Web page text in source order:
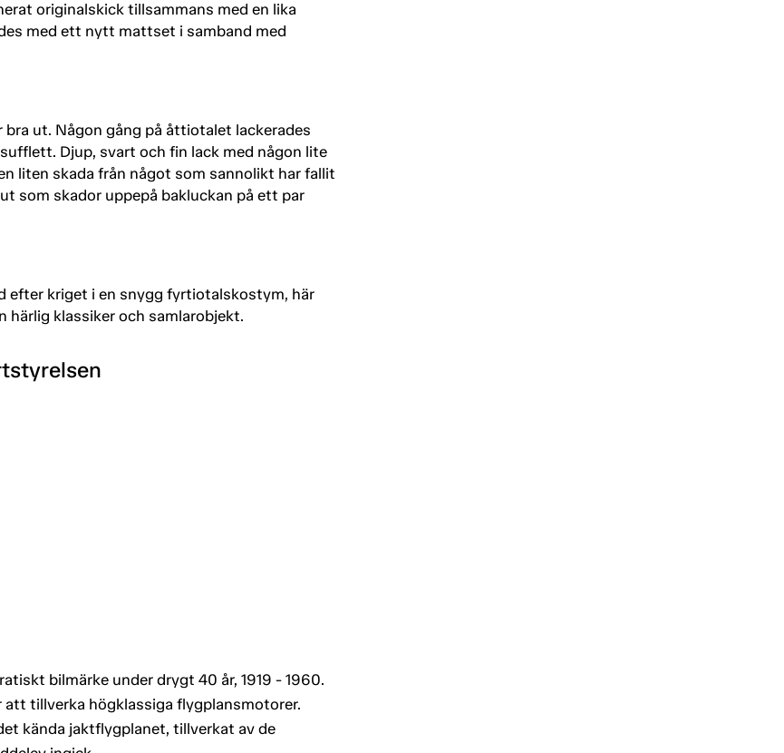
originalskick tillsammans med en lika
med ett nytt mattset i samband med
ut. Någon gång på åttiotalet lackerades
Djup, svart och fin lack med någon lite
liten skada från något som sannolikt har fallit
som skador uppepå bakluckan på ett par
efter kriget i en snygg fyrtiotalskostym, här
härlig klassiker och samlarobjekt.
bilmärke under drygt 40 år, 1919 - 1960.
tillverka högklassiga flygplansmotorer.
kända jaktflygplanet, tillverkat av de